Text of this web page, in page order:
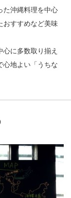
た沖縄料理を中心
おすすめなど美味
に多数取り揃え
心地よい「うちな